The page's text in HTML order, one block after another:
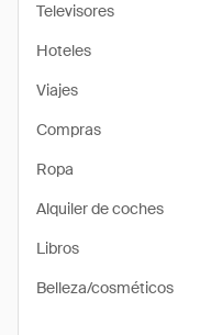
Televisores
Hoteles
Viajes
Compras
Ropa
Alquiler de coches
Libros
Belleza/cosméticos